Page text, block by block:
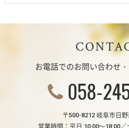
お電話でのお問い合わせ
058-
〒500-8212 岐阜市日
営業時間：平日 10:00～18:00／